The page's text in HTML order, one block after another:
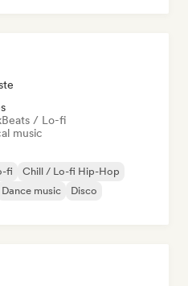
Beats / Lo-fi
music
fi
Chill / Lo-fi Hip-Hop
Dance music
Disco